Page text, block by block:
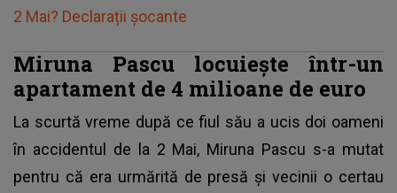
2 Mai? Declarații șocante
Miruna Pascu locuiește într-un
apartament de 4 milioane de euro
La scurtă vreme după ce fiul său a ucis doi oameni
în accidentul de la 2 Mai, Miruna Pascu s-a mutat
pentru că era urmărită de presă și vecinii o certau